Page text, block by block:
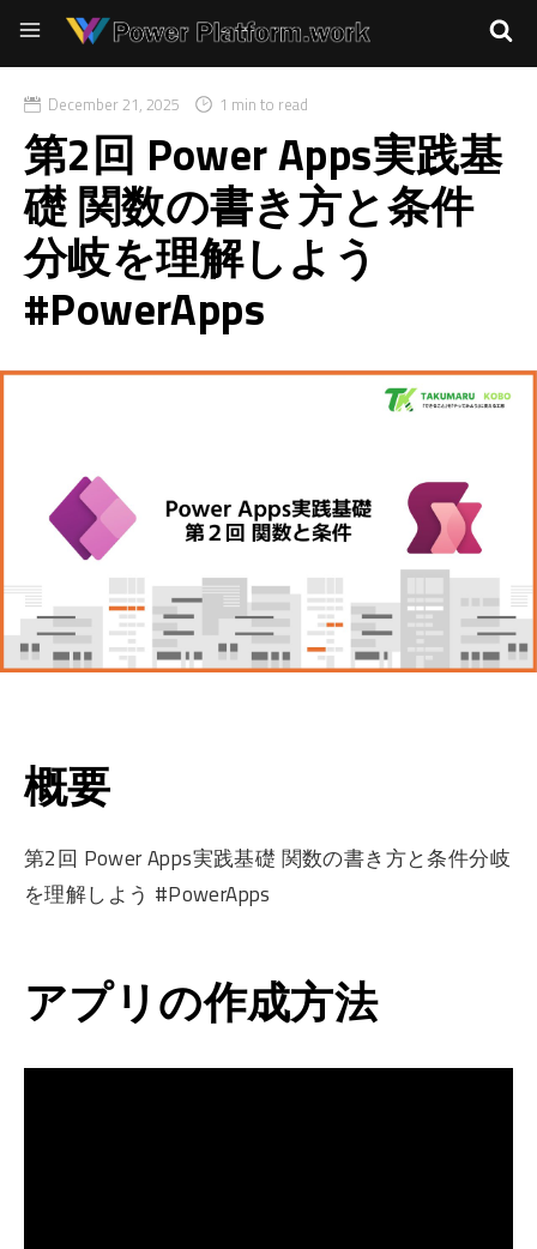
December 21, 2025 1 min to read
第2回 Power Apps実践基
礎 関数の書き方と条件
分岐を理解しよう
#PowerApps
概要
第2回 Power Apps実践基礎 関数の書き方と条件分岐
を理解しよう #PowerApps
アプリの作成方法